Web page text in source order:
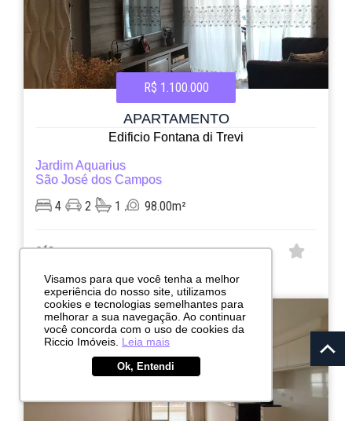
R$ 1.100.000
APARTAMENTO
Edificio Fontana di Trevi
Jardim Aquarius
São José dos Campos
4 2 1 98.00m²
CÓD:
Rua do Aruana, 157
Visamos para que você tenha a melhor
experiência do nosso site, utilizamos
cookies e tecnologias semelhantes para
melhorar a sua navegação. Ao continuar
você concorda com o uso de cookies da
Riccio Imóveis. Leia mais
Ok, Entendi